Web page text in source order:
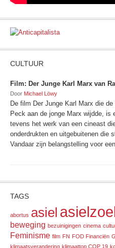
CULTUUR
Film: Der Junge Karl Marx van
Door Michael Löwy
De film Der Junge Karl Marx die
Peck aan de jonge Marx wijdde, is
tevens het werk van een cineast
onderdrukten en uitgebuitenen die
Vandaar zijn belangstelling voor
TAGS
abortus asiel
beweging bezuinigingen cinema
Feminisme film FN FOD Financiën
klimaatsverandering klimaattop COP 19